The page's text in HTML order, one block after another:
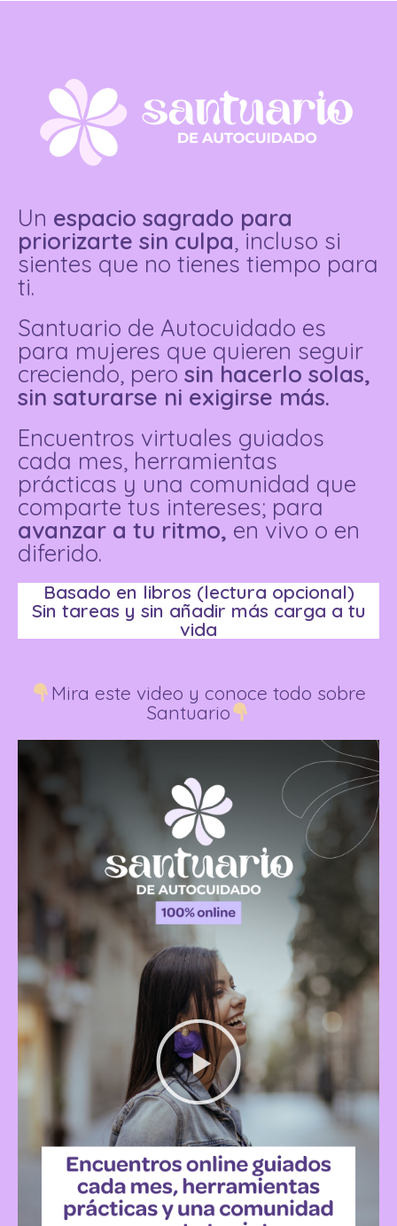
Un espacio sagrado para
priorizarte sin culpa, incluso si
sientes que no tienes tiempo para
ti.
Santuario de Autocuidado es
para mujeres que quieren seguir
creciendo, pero sin hacerlo solas,
sin saturarse ni exigirse más.
Encuentros virtuales guiados
cada mes, herramientas
prácticas y una comunidad que
comparte tus intereses; para
avanzar a tu ritmo, en vivo o en
diferido.
Basado en libros (lectura opcional)
Sin tareas y sin añadir más carga a tu
vida
Mira este video y conoce todo sobre
Santuario